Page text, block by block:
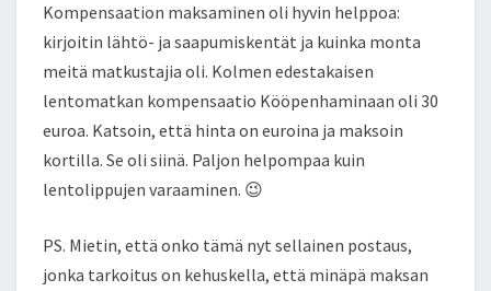
Kompensaation maksaminen oli hyvin helppoa:
kirjoitin lähtö- ja saapumiskentät ja kuinka monta
meitä matkustajia oli. Kolmen edestakaisen
lentomatkan kompensaatio Kööpenhaminaan oli 30
euroa. Katsoin, että hinta on euroina ja maksoin
kortilla. Se oli siinä. Paljon helpompaa kuin
lentolippujen varaaminen. 😉
PS. Mietin, että onko tämä nyt sellainen postaus,
jonka tarkoitus on kehuskella, että minäpä maksan